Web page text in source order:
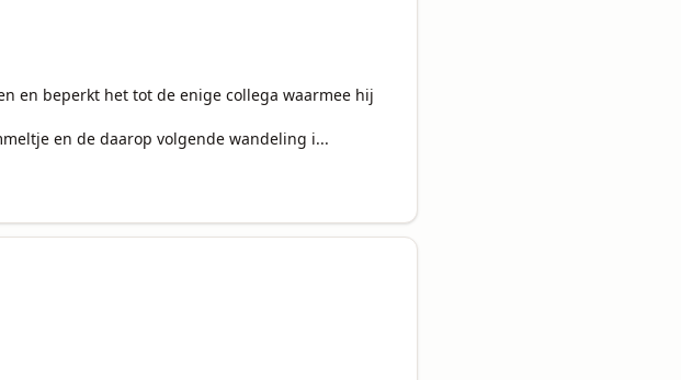
en beperkt het tot de enige collega waarmee hij
en de daarop volgende wandeling i...